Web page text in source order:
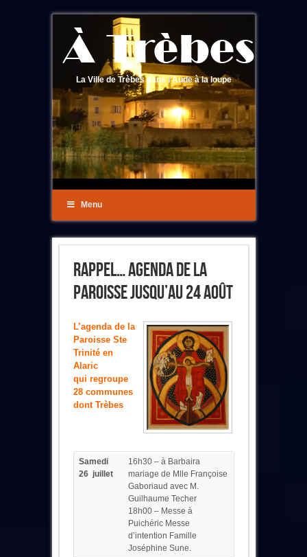
La Ville de Trèbes dans l'Aude à la loupe
Menu
Rappel… Agenda De La
Paroisse Jusqu’au 24 Août
L’agenda de la
Paroisse Ste
Trinité en
Alaric
qui regroupe
28 communes
dont Trèbes
Samedi
26 juillet
16h30 – à Barbaira
mariage de Mlle Françoise
Gaboriaud avec M.
Guilhaume Techer
18h00 – Messe à
Puichéric Messe
d’intention Famille
Joséphine Sune.